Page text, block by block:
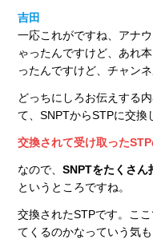
吉田
一応これがですね、アナ
ゃったんですけど、あれ
ったんですけど、チャン
どっちにしろお伝えする
て、SNPTからSTPに交換
交換されて受け取った
なので、SNPTをたくさん
というところですね。
交換されたSTPです。こ
てくるのかなっていう気も